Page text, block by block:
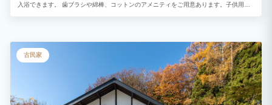
入浴できます。 歯ブラシや綿棒、コットンのアメニティをご用意あります。子供用の
全身シャンプーもご用意があります
古民家